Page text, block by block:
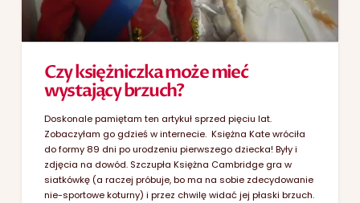
Czy księżniczka może mieć
wystający brzuch?
Doskonale pamiętam ten artykuł sprzed pięciu lat.
Zobaczyłam go gdzieś w internecie. Księżna Kate wróciła
do formy 89 dni po urodzeniu pierwszego dziecka! Były i
zdjęcia na dowód. Szczupła Księżna Cambridge gra w
siatkówkę (a raczej próbuje, bo ma na sobie zdecydowanie
nie-sportowe koturny) i przez chwilę widać jej płaski brzuch.